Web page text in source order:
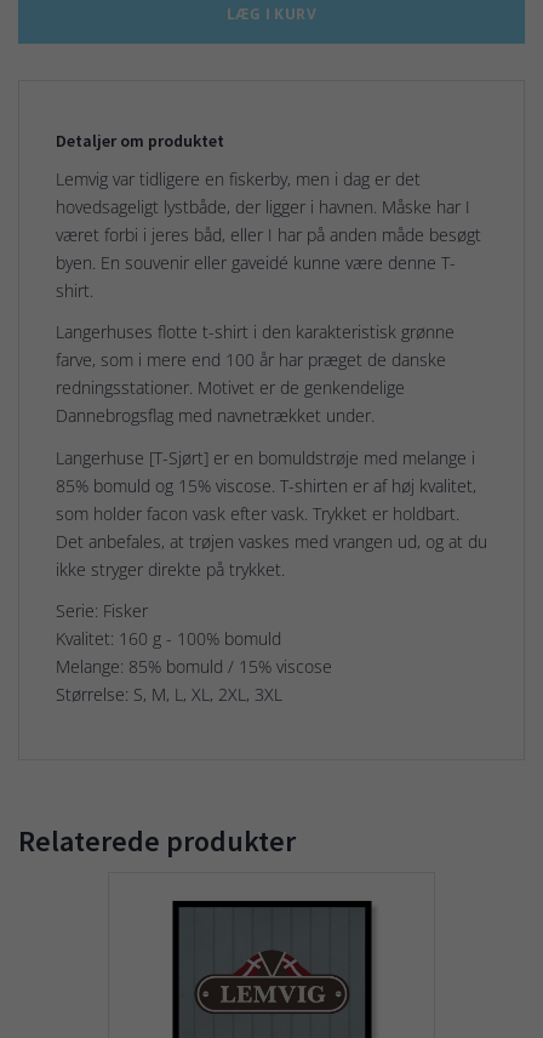
LÆG I KURV
Detaljer om produktet
Lemvig var tidligere en fiskerby, men i dag er det
hovedsageligt lystbåde, der ligger i havnen. Måske har I
været forbi i jeres båd, eller I har på anden måde besøgt
byen. En souvenir eller gaveidé kunne være denne T-
shirt.
Langerhuses flotte t-shirt i den karakteristisk grønne
farve, som i mere end 100 år har præget de danske
redningsstationer. Motivet er de genkendelige
Dannebrogsflag med navnetrækket under.
Langerhuse [T-Sjørt] er en bomuldstrøje med melange i
85% bomuld og 15% viscose. T-shirten er af høj kvalitet,
som holder facon vask efter vask. Trykket er holdbart.
Det anbefales, at trøjen vaskes med vrangen ud, og at du
ikke stryger direkte på trykket.
Serie: Fisker
Kvalitet: 160 g - 100% bomuld
Melange: 85% bomuld / 15% viscose
Størrelse: S, M, L, XL, 2XL, 3XL
Relaterede produkter